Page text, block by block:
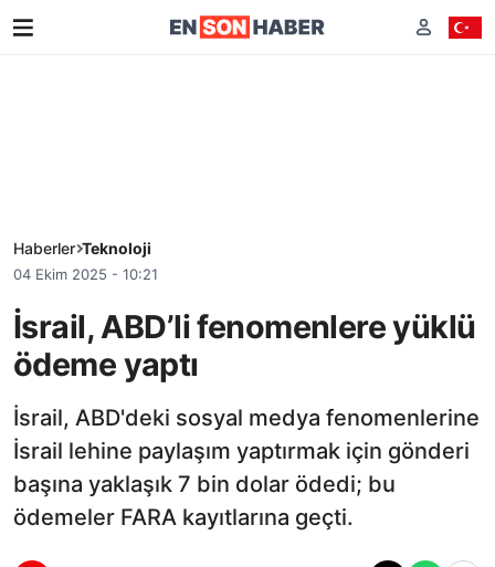
Haberler Teknoloji
04 Ekim 2025 - 10:21
İsrail, ABD’li fenomenlere yüklü
ödeme yaptı
İsrail, ABD'deki sosyal medya fenomenlerine
İsrail lehine paylaşım yaptırmak için gönderi
başına yaklaşık 7 bin dolar ödedi; bu
ödemeler FARA kayıtlarına geçti.